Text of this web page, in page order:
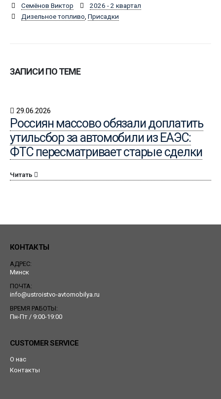
Семёнов Виктор
2026 - 2 квартал
Дизельное топливо Присадки
ЗАПИСИ ПО ТЕМЕ
29.06.2026
Россиян массово обязали доплатить
утильсбор за автомобили из ЕАЭС:
ФТС пересматривает старые сделки
Читать
КОНТАКТЫ
АДРЕС:
Минск
ПОЧТА:
info@ustroistvo-avtomobilya.ru
ВРЕМЯ РАБОТЫ:
Пн-Пт / 9:00-19:00
CUSTOMER SERVICE
О нас
Контакты